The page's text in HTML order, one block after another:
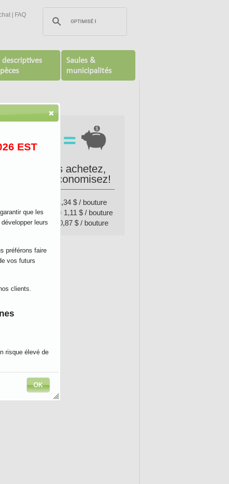
| FAQ
descriptives
Saules &
municipalités
+ vous achetez,
vous économisez!
0 à 99 = 1,34 $ / bouture
100 à 999 = 1,11 $ / bouture
1000 + = 0,87 $ / bouture
EST
que les
leurs
préférons faire
vos futurs
clients.
risque élevé de
Si eux le font,
acquis.
OK